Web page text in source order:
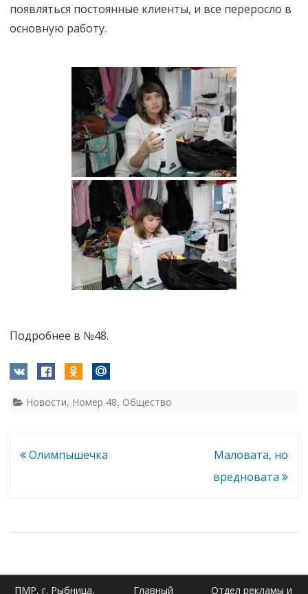
появляться постоянные клиенты, и все переросло в
основную работу.
Подробнее в №48.
Новости, Номер 48, Общество
Навигация
Олимпышечка
Маловата, но
вредновата
ПМР, г. Рыбница, Главный Отдел рекламы и